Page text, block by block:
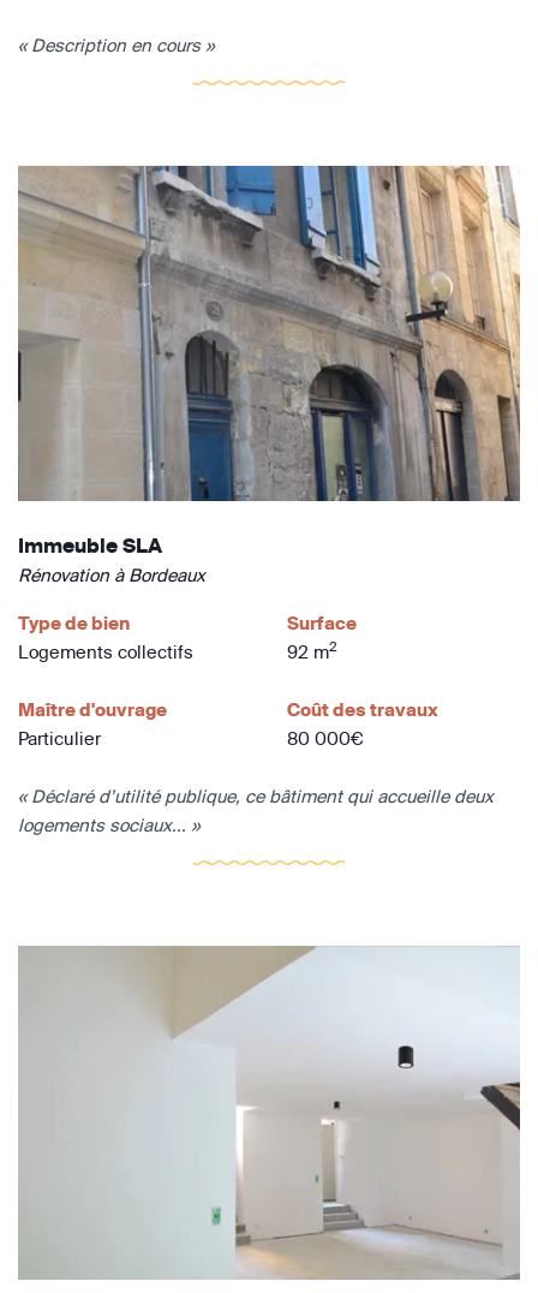
« Description en cours »
Immeuble SLA
Rénovation à Bordeaux
Type de bien
Logements collectifs
Surface
92 m2
Maître d'ouvrage
Particulier
Coût des travaux
80 000€
« Déclaré d’utilité publique, ce bâtiment qui accueille deux
logements sociaux... »